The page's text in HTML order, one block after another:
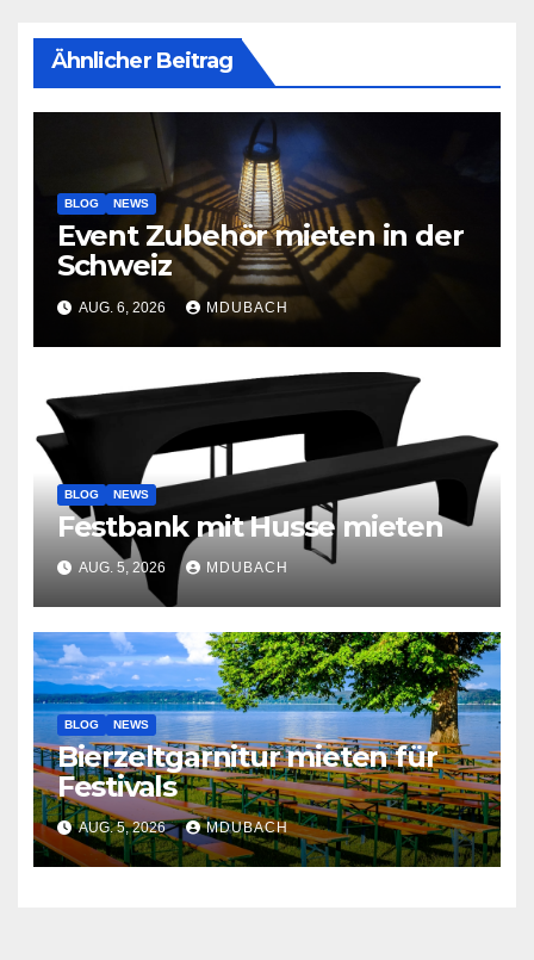
Ähnlicher Beitrag
BLOG NEWS
Event Zubehör mieten in der
Schweiz
AUG. 6, 2026 MDUBACH
BLOG NEWS
Festbank mit Husse mieten
AUG. 5, 2026 MDUBACH
BLOG NEWS
Bierzeltgarnitur mieten für
Festivals
AUG. 5, 2026 MDUBACH